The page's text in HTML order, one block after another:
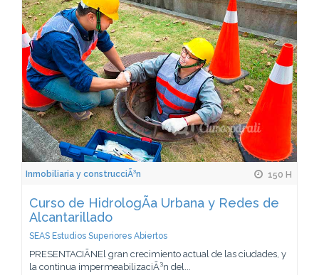
Inmobiliaria y construcciÃ³n 150 H
Curso de HidrologÃ­a Urbana y Redes de
Alcantarillado
SEAS Estudios Superiores Abiertos
PRESENTACIÃNEl gran crecimiento actual de las ciudades, y
la continua impermeabilizaciÃ³n del...